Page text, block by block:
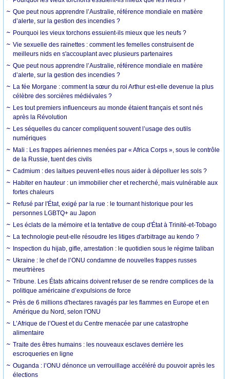
Que peut nous apprendre l’Australie, référence mondiale en matière
d’alerte, sur la gestion des incendies ?
Pourquoi les vieux torchons essuient-ils mieux que les neufs ?
Vie sexuelle des rainettes : comment les femelles construisent de
meilleurs nids en s'accouplant avec plusieurs partenaires
Que peut nous apprendre l’Australie, référence mondiale en matière
d’alerte, sur la gestion des incendies ?
La fée Morgane : comment la sœur du roi Arthur est-elle devenue la plus
célèbre des sorcières médiévales ?
Les tout premiers influenceurs au monde étaient français et sont nés
après la Révolution
Les séquelles du cancer compliquent souvent l’usage des outils
numériques
Mali : Les frappes aériennes menées par « Africa Corps », sous le contrôle
de la Russie, tuent des civils
Cadmium : des laitues peuvent-elles nous aider à dépolluer les sols ?
Habiter en hauteur : un immobilier cher et recherché, mais vulnérable aux
fortes chaleurs
Refusé par l'État, exigé par la rue : le tournant historique pour les
personnes LGBTQ+ au Japon
Les éclats de la mémoire et la tentative de coup d'État à Trinité-et-Tobago
La technologie peut-elle résoudre les litiges d'arbitrage au kendo ?
Inspection du hijab, gifle, arrestation : le quotidien sous le régime taliban
Ukraine : le chef de l’ONU condamne de nouvelles frappes russes
meurtrières
Tribune. Les États africains doivent refuser de se rendre complices de la
politique américaine d’expulsions de force
Près de 6 millions d'hectares ravagés par les flammes en Europe et en
Amérique du Nord, selon l'ONU
L’Afrique de l’Ouest et du Centre menacée par une catastrophe
alimentaire
Traite des êtres humains : les nouveaux esclaves derrière les
escroqueries en ligne
Ouganda : l’ONU dénonce un verrouillage accéléré du pouvoir après les
élections